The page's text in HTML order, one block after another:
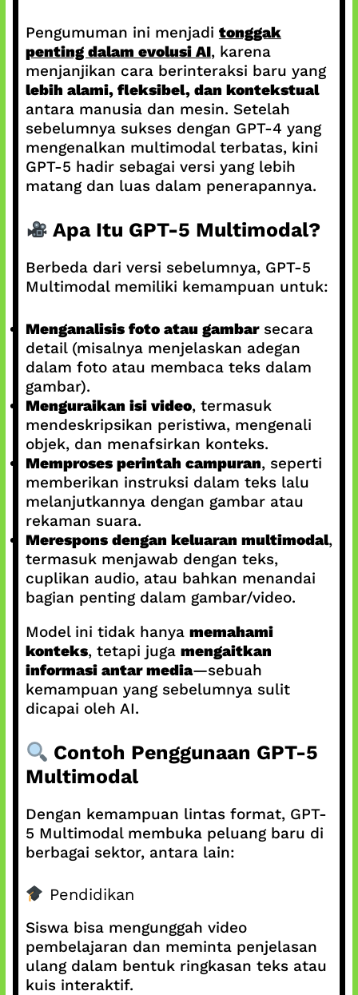
Pengumuman ini menjadi tonggak
penting dalam evolusi AI, karena
menjanjikan cara berinteraksi baru yang
lebih alami, fleksibel, dan kontekstual
antara manusia dan mesin. Setelah
sebelumnya sukses dengan GPT-4 yang
mengenalkan multimodal terbatas, kini
GPT-5 hadir sebagai versi yang lebih
matang dan luas dalam penerapannya.
Apa Itu GPT‑5 Multimodal?
Berbeda dari versi sebelumnya, GPT-5
Multimodal memiliki kemampuan untuk:
Menganalisis foto atau gambarsecara
detail (misalnya menjelaskan adegan
dalam foto atau membaca teks dalam
gambar).
Menguraikan isi video, termasuk
mendeskripsikan peristiwa, mengenali
objek, dan menafsirkan konteks.
Memproses perintah campuran, seperti
memberikan instruksi dalam teks lalu
melanjutkannya dengan gambar atau
rekaman suara.
Merespons dengan keluaran multimodal,
termasuk menjawab dengan teks,
cuplikan audio, atau bahkan menandai
bagian penting dalam gambar/video.
Model ini tidak hanya memahami
konteks, tetapi juga mengaitkan
informasi antar media—sebuah
kemampuan yang sebelumnya sulit
dicapai oleh AI.
Contoh Penggunaan GPT‑5
Multimodal
Dengan kemampuan lintas format, GPT-
5 Multimodal membuka peluang baru di
berbagai sektor, antara lain:
Pendidikan
Siswa bisa mengunggah video
pembelajaran dan meminta penjelasan
ulang dalam bentuk ringkasan teks atau
kuis interaktif.